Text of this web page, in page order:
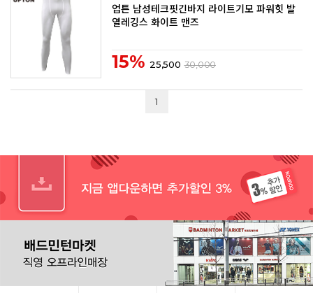
업튼 남성테크핏긴바지 라이트기모 파워힛 발
열레깅스 화이트 맨즈
15% 25,500 30,000
1